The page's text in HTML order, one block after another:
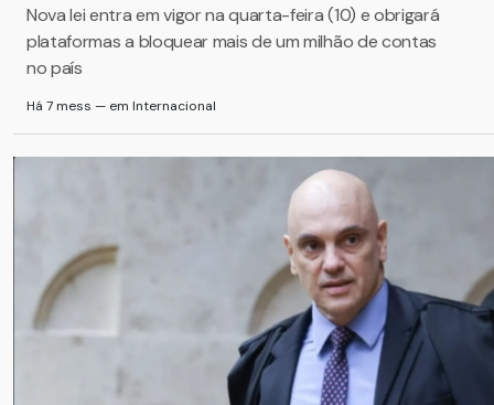
Nova lei entra em vigor na quarta-feira (10) e obrigará
plataformas a bloquear mais de um milhão de contas
no país
Há 7 mess — em Internacional